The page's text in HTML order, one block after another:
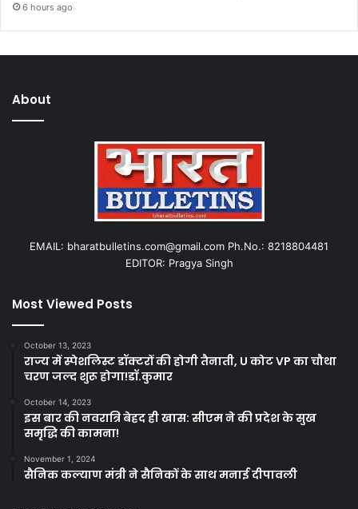
6 hours ago
About
EMAIL: bharatbulletins.com@gmail.com Ph.No.: 8218804481
EDITOR: Pragya Singh
Most Viewed Posts
October 13, 2023
राज्य में स्पेशलिस्ट डॉक्टरों की होगी तैनाती, U कोट VP का चौथा
चरण जल्द शुरू होगा!डॉ.कुमार
October 14, 2023
इस बार की नवरात्रि बेहद ही खास: सीएम ने की प्रदेश के सुख
समृद्धि की कामना!
November 1, 2024
सैनिक कल्याण मंत्री ने सैनिकों के साथ मनाई दीपावली